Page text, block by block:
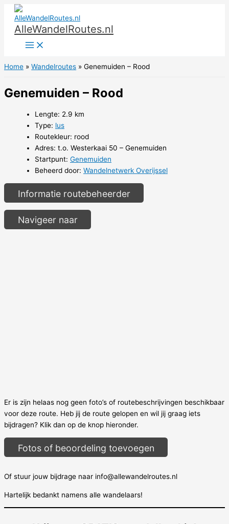
naar
inhoud
AlleWandelRoutes.nl
Home Wandelroutes Genemuiden – Rood
Genemuiden – Rood
Lengte: 2.9 km
Type: lus
Routekleur: rood
Adres: t.o. Westerkaai 50 – Genemuiden
Startpunt: Genemuiden
Beheerd door: Wandelnetwerk Overijssel
Informatie routebeheerder
Navigeer naar
Er is zijn helaas nog geen foto’s of routebeschrijvingen beschikbaar
voor deze route. Heb jij de route gelopen en wil jij graag iets
bijdragen? Klik dan op de knop hieronder.
Fotos of beoordeling toevoegen
Of stuur jouw bijdrage naar info@allewandelroutes.nl
Hartelijk bedankt namens alle wandelaars!